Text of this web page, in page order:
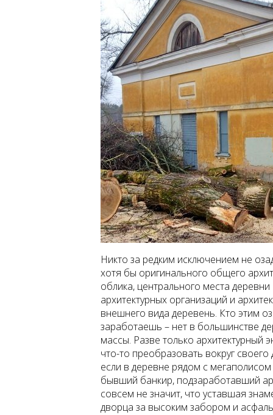
Никто за редким исключением не
хотя бы оригинального общего
облика, центрального места
архитектурных организаций и
внешнего вида деревень. Кто этим
заработаешь – нет в большинстве
массы. Разве только архитектурный
что-то преобразовать вокруг
если в деревне рядом с
бывший банкир, подзаработавший
совсем не значит, что уставшая
дворца за высоким забором и